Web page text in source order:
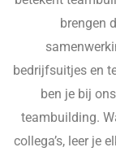
brengen
bedrijfsuitjes en
ben je bij
teambuilding.
collega’s, leer je